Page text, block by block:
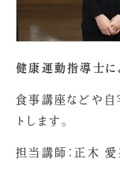
健康運動指導士に
食事講座などや自
トします。
担当講師：正木 愛